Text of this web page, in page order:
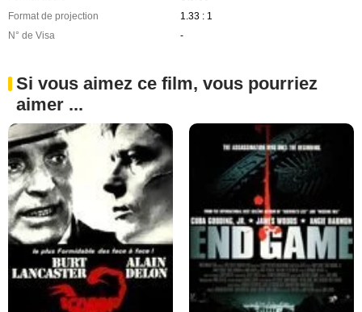
Format de projection
1.33 : 1
N° de Visa
-
Si vous aimez ce film, vous pourriez
aimer ...